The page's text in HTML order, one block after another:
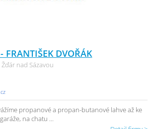
FRANTIŠEK DVOŘÁK
nad Sázavou
propanové a propan-butanové lahve až ke
na chatu ...